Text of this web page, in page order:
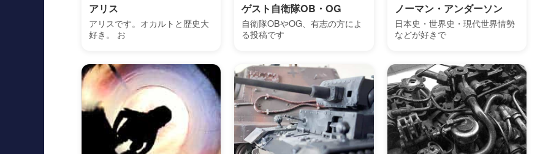
アリス
アリスです。オカルトと歴史大
好き。 お
ゲスト自衛隊OB・OG
自衛隊OBやOG、有志の方によ
る投稿です
ノーマン・アンダーソン
日本史・世界史・現代世界情勢
などが好きで